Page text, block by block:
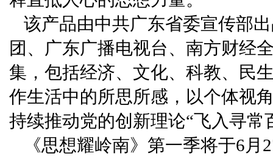
该产品由中共广东省委宣传部
团、广东广播电视台、南方财经
集，包括经济、文化、科教、民
作生活中的所思所感，以个体视
持续推动党的创新理论“飞入寻常
《思想耀岭南》第一季将于6